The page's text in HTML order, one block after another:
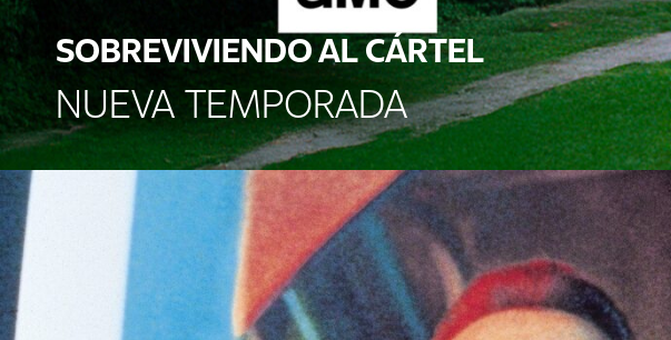
SOBREVIVIENDO AL CÁRTEL
NUEVA TEMPORADA